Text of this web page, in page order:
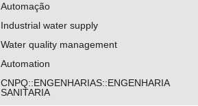
Automação
Industrial water supply
Water quality management
Automation
CNPQ::ENGENHARIAS::ENGENHARIA
SANITARIA